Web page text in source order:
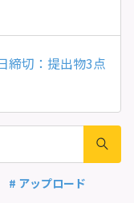
締切：提出物3点
# アップロード